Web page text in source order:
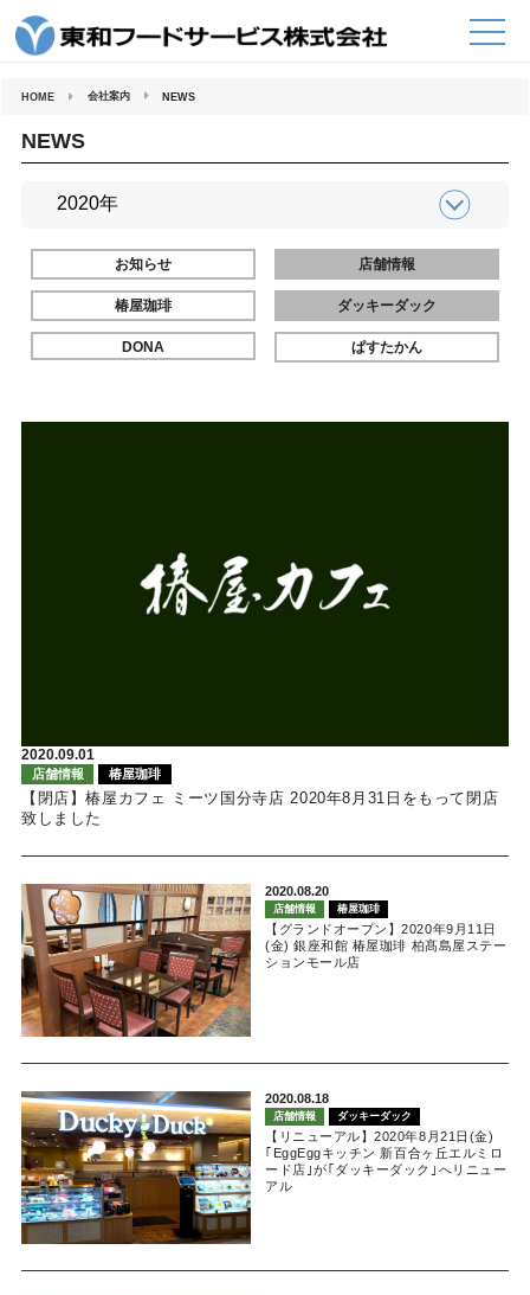
HOME 会社案内 NEWS
NEWS
お知らせ 店舗情報
椿屋珈琲 ダッキーダック
DONA ぱすたかん
2020.09.01
店舗情報 椿屋珈琲
【閉店】椿屋カフェ ミーツ国分寺店 2020年8月31日をもって閉店
致しました
2020.08.20
店舗情報 椿屋珈琲
【グランドオープン】2020年9月11日
(金) 銀座和館 椿屋珈琲 柏髙島屋ステー
ションモール店
2020.08.18
店舗情報 ダッキーダック
【リニューアル】2020年8月21日(金)
｢EggEggキッチン 新百合ヶ丘エルミロ
ード店｣が｢ダッキーダック｣へリニュー
アル